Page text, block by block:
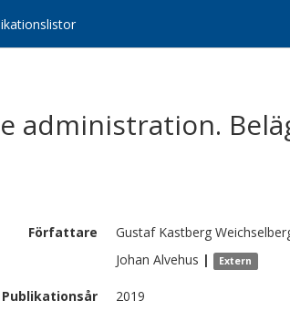
administration.
Författare Gustaf Kastberg
Johan Alvehus | Extern
Publikationsår
2019